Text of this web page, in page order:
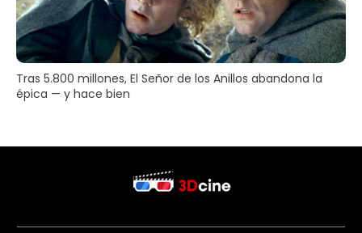
Tras 5.800 millones, El Señor de los Anillos abandona la
épica — y hace bien